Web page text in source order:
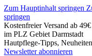
Zum Hauptinhalt springen
springen
Kostenfreier Versand ab
im PLZ Gebiet Darmstadt
Hautpflege-Tipps,
Newsletter abonnieren